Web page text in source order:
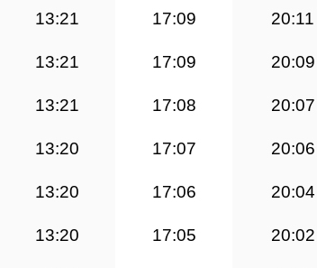
13:21 17:09 20:11
13:21 17:09 20:09
13:21 17:08 20:07
13:20 17:07 20:06
13:20 17:06 20:04
13:20 17:05 20:02